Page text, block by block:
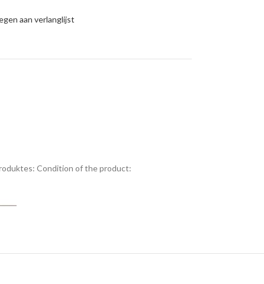
aan verlanglijst
Condition of the product: